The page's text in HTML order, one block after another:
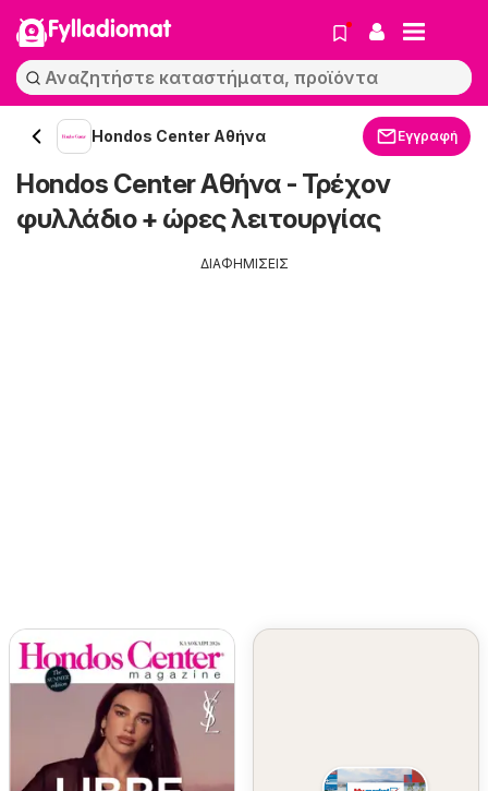
Fylladiomat
Hondos Center Αθήνα Εγγραφή
Hondos Center Αθήνα - Τρέχον
φυλλάδιο + ώρες λειτουργίας
ΔΙΑΦΗΜΙΣΕΙΣ